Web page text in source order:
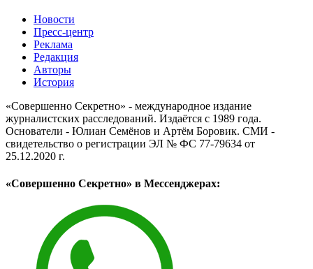
Новости
Пресс-центр
Реклама
Редакция
Авторы
История
«Совершенно Секретно» - международное издание
журналистских расследований. Издаётся с 1989 года.
Основатели - Юлиан Семёнов и Артём Боровик. CМИ -
свидетельство о регистрации ЭЛ № ФС 77-79634 от
25.12.2020 г.
«Совершенно Секретно» в Мессенджерах: